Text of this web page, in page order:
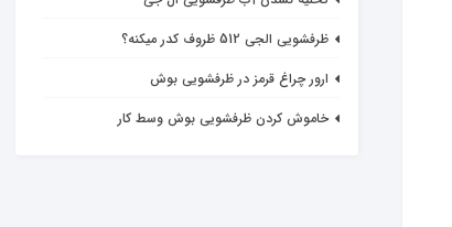
ظرفشویی الجی 512 ظروف کدر میکنه؟
ارور چراغ قرمز در ظرفشویی بوش
خاموش کردن ظرفشویی بوش وسط کار